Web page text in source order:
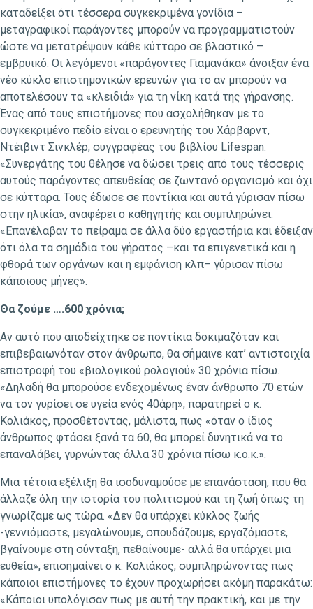
καταδείξει ότι τέσσερα συγκεκριμένα γονίδια –
μεταγραφικοί παράγοντες μπορούν να προγραμματιστούν
ώστε να μετατρέψουν κάθε κύτταρο σε βλαστικό –
εμβρυικό. Οι λεγόμενοι «παράγοντες Γιαμανάκα» άνοιξαν ένα
νέο κύκλο επιστημονικών ερευνών για το αν μπορούν να
αποτελέσουν τα «κλειδιά» για τη νίκη κατά της γήρανσης.
Ένας από τους επιστήμονες που ασχολήθηκαν με το
συγκεκριμένο πεδίο είναι ο ερευνητής του Χάρβαρντ,
Ντέιβιντ Σινκλέρ, συγγραφέας του βιβλίου Lifespan.
«Συνεργάτης του θέλησε να δώσει τρεις από τους τέσσερις
αυτούς παράγοντες απευθείας σε ζωντανό οργανισμό και όχι
σε κύτταρα. Τους έδωσε σε ποντίκια και αυτά γύρισαν πίσω
στην ηλικία», αναφέρει ο καθηγητής και συμπληρώνει:
«Επανέλαβαν το πείραμα σε άλλα δύο εργαστήρια και έδειξαν
ότι όλα τα σημάδια του γήρατος –και τα επιγενετικά και η
φθορά των οργάνων και η εμφάνιση κλπ– γύρισαν πίσω
κάποιους μήνες».
Θα ζούμε ….600 χρόνια;
Αν αυτό που αποδείχτηκε σε ποντίκια δοκιμαζόταν και
επιβεβαιωνόταν στον άνθρωπο, θα σήμαινε κατ’ αντιστοιχία
επιστροφή του «βιολογικού ρολογιού» 30 χρόνια πίσω.
«Δηλαδή θα μπορούσε ενδεχομένως έναν άνθρωπο 70 ετών
να τον γυρίσει σε υγεία ενός 40άρη», παρατηρεί ο κ.
Κολιάκος, προσθέτοντας, μάλιστα, πως «όταν ο ίδιος
άνθρωπος φτάσει ξανά τα 60, θα μπορεί δυνητικά να το
επαναλάβει, γυρνώντας άλλα 30 χρόνια πίσω κ.ο.κ.».
Μια τέτοια εξέλιξη θα ισοδυναμούσε με επανάσταση, που θα
άλλαζε όλη την ιστορία του πολιτισμού και τη ζωή όπως τη
γνωρίζαμε ως τώρα. «Δεν θα υπάρχει κύκλος ζωής
-γεννιόμαστε, μεγαλώνουμε, σπουδάζουμε, εργαζόμαστε,
βγαίνουμε στη σύνταξη, πεθαίνουμε- αλλά θα υπάρχει μια
ευθεία», επισημαίνει ο κ. Κολιάκος, συμπληρώνοντας πως
κάποιοι επιστήμονες το έχουν προχωρήσει ακόμη παρακάτω:
«Κάποιοι υπολόγισαν πως με αυτή την πρακτική, και με την